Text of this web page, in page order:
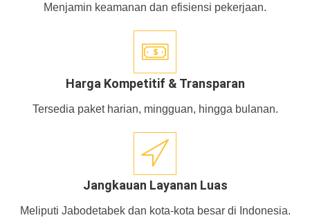
Menjamin keamanan dan efisiensi pekerjaan.
Harga Kompetitif & Transparan
Tersedia paket harian, mingguan, hingga bulanan.
Jangkauan Layanan Luas
Meliputi Jabodetabek dan kota-kota besar di Indonesia.